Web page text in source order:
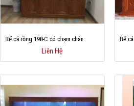
Bể cá rồng 198-C có chạm chân
Liên Hệ
Bể